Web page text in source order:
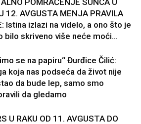
12. AVGUSTA MENJA PRAVILA
Istina izlazi na videlo, a ono što je
bilo skriveno više neće moći...
se na papiru“ Đurđice Čilić:
koja nas podseća da život nije
da bude lep, samo smo
da gledamo
U RAKU OD 11. AVGUSTA DO